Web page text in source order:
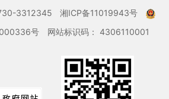
3312345
湘ICP备11019943号
号
网站标识码： 4306110001